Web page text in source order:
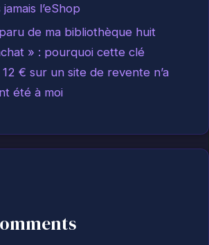
l’eShop
de ma bibliothèque huit
» : pourquoi cette clé
€ sur un site de revente n’a
été à moi